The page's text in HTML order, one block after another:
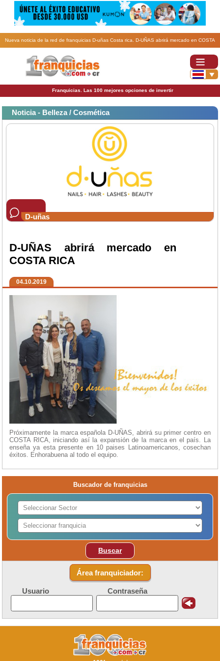
Nueva noticia de la red de franquicias D-uñas Costa rica. D-UÑAS abrirá mercado en COSTA
Franquicias. Las 100 mejores opciones de invertir
Noticia - Belleza / Cosmética
D-uñas
D-UÑAS abrirá mercado en
COSTA RICA
04.10.2019
Próximamente la marca española D-UÑAS, abrirá su primer centro en
COSTA RICA, iniciando así la expansión de la marca en el país. La
enseña ya esta presente en 10 paises Latinoamericanos, cosechan
éxitos. Enhorabuena al todo el equipo.
Buscador de franquicias
Buscar
Área franquiciador:
Usuario Contraseña